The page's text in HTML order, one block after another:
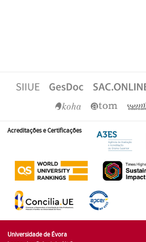
Acreditações e Certificações
Universidade de Évora